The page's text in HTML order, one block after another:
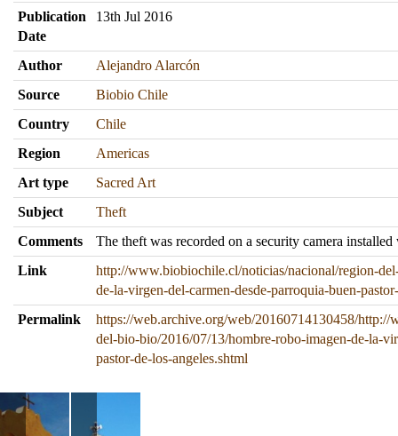
Publication
Date
13th Jul 2016
Author
Alejandro Alarcón
Source
Biobio Chile
Country
Chile
Region
Americas
Art type
Sacred Art
Subject
Theft
Comments
The theft was recorded on a security camera
Link
http://www.biobiochile.cl/noticias/nacional/region-
de-la-virgen-del-carmen-desde-parroquia-buen-
Permalink
https://web.archive.org/web/20160714130458/
del-bio-bio/2016/07/13/hombre-robo-imagen-de-la-
pastor-de-los-angeles.shtml